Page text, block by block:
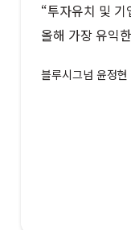
“투자유치 및
올해 가장 유익
블루시그넘 윤정현